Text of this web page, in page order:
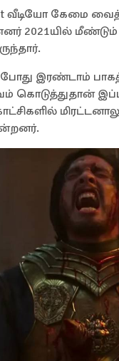
வீடியோ கேமை
2021யில் மீண்டும்
இரண்டாம்
கொடுத்துதான்